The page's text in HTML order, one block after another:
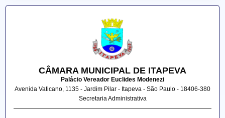
CÂMARA MUNICIPAL DE ITAPEVA
Palácio Vereador Euclides Modenezi
Avenida Vaticano, 1135 - Jardim Pilar - Itapeva - São Paulo - 18406-380
Secretaria Administrativa